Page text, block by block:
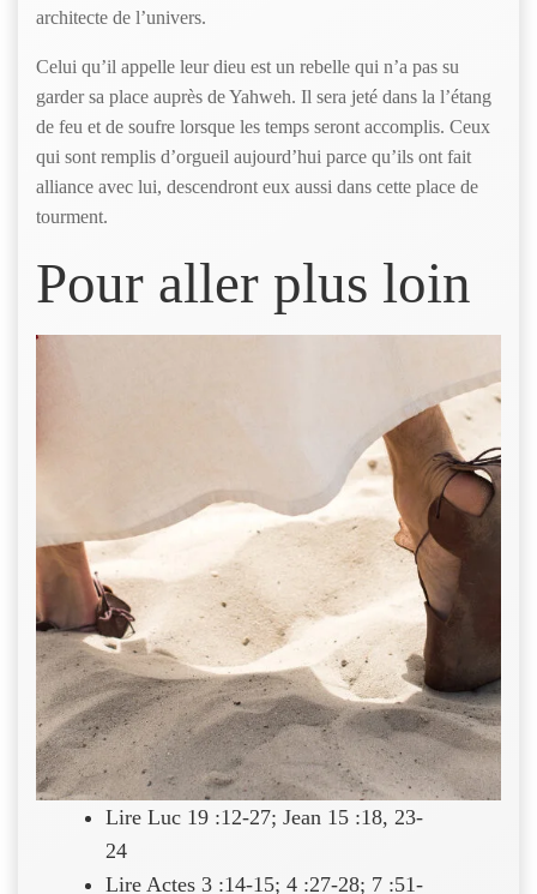
architecte de l’univers.
Celui qu’il appelle leur dieu est un rebelle qui n’a pas su
garder sa place auprès de Yahweh. Il sera jeté dans la l’étang
de feu et de soufre lorsque les temps seront accomplis. Ceux
qui sont remplis d’orgueil aujourd’hui parce qu’ils ont fait
alliance avec lui, descendront eux aussi dans cette place de
tourment.
Pour aller plus loin
Lire Luc 19 :12-27; Jean 15 :18, 23-
24
Lire Actes 3 :14-15; 4 :27-28; 7 :51-